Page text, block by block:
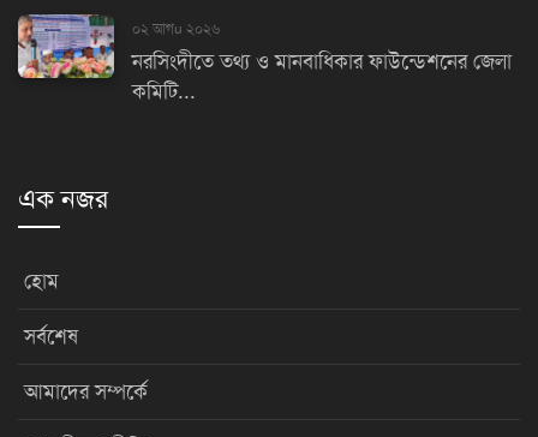
০২ আগu ২০২৬
নরসিংদীতে তথ্য ও মানবাধিকার ফাউন্ডেশনের জেলা
কমিটি...
এক নজর
হোম
সর্বশেষ
আমাদের সম্পর্কে